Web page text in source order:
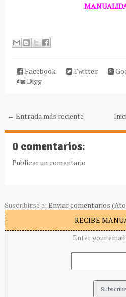
Facebook Twitter
Digg
← Entrada más reciente
0 comentarios:
Publicar un comentario
Suscribirse a: Enviar comentarios
RECIBE
Enter your